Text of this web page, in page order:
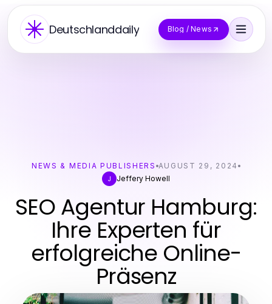
Deutschlanddaily Blog / News
NEWS & MEDIA PUBLISHERS AUGUST 29, 2024
J
Jeffery Howell
SEO Agentur Hamburg:
Ihre Experten für
erfolgreiche Online-
Präsenz